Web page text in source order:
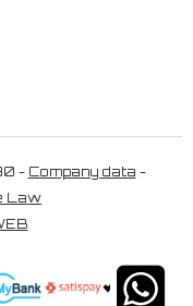
- Company data -
Law